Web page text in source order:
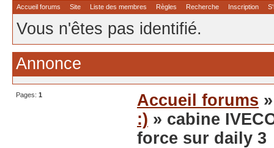
Accueil forums Site Liste des membres Règles Recherche Inscription
Vous n'êtes pas identifié.
Annonce
Pages: 1 Accueil forums
:) » cabine
force sur daily 3